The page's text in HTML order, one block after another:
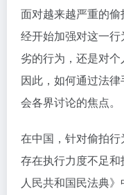
面对越来越严重的
经开始加强对这一
劣的行为，还是对个
因此，如何通过法
会各界讨论的焦点。
在中国，针对偷拍
存在执行力度不足
人民共和国民法典